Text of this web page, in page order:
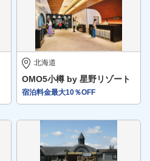
北海道
OMO5小樽 by 星野リゾート
宿泊料金最大10％OFF